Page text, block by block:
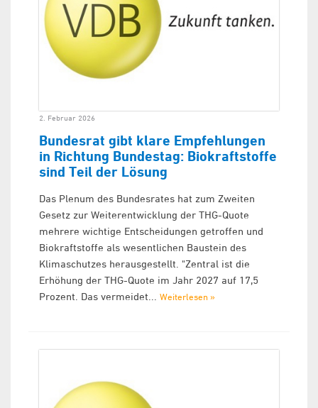
2. Februar 2026
Bundesrat gibt klare Empfehlungen
in Richtung Bundestag: Biokraftstoffe
sind Teil der Lösung
Das Plenum des Bundesrates hat zum Zweiten
Gesetz zur Weiterentwicklung der THG-Quote
mehrere wichtige Entscheidungen getroffen und
Biokraftstoffe als wesentlichen Baustein des
Klimaschutzes herausgestellt. "Zentral ist die
Erhöhung der THG-Quote im Jahr 2027 auf 17,5
Prozent. Das vermeidet... Weiterlesen »